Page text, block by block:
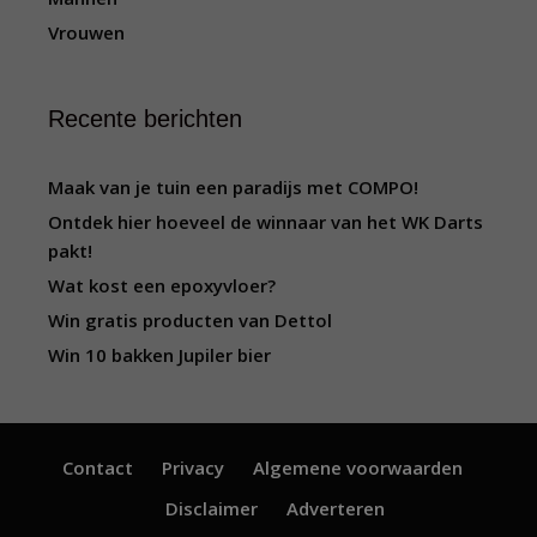
Vrouwen
Recente berichten
Maak van je tuin een paradijs met COMPO!
Ontdek hier hoeveel de winnaar van het WK Darts
pakt!
Wat kost een epoxyvloer?
Win gratis producten van Dettol
Win 10 bakken Jupiler bier
Contact Privacy
Algemene voorwaarden
Disclaimer
Adverteren